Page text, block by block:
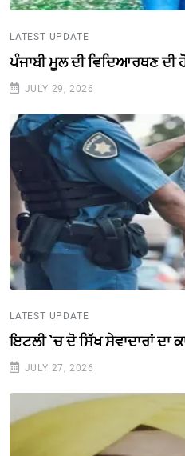
LATEST UPDATE
ਪੰਜਾਬੀ ਮੂਲ ਦੀ ਵਿਦਿਆਰਥਣ ਦੀ
JULY 29, 2026
LATEST UPDATE
ਇਟਲੀ `ਚ ਦੋ ਸਿੱਖ ਸੇਵਾਦਾਰਾਂ ਦਾ
JULY 27, 2026